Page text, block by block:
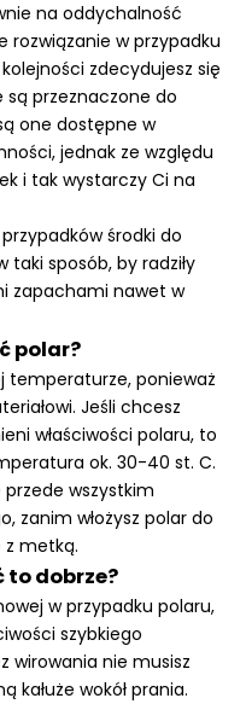
na oddychalność
rozwiązanie w przypadku
zdecydujesz się
przeznaczone do
one dostępne w
jednak ze względu
i tak wystarczy Ci na
środki do
sposób, by radziły
zapachami nawet w
polar?
temperaturze, ponieważ
Jeśli chcesz
właściwości polaru, to
ok. 30-40 st. C.
wszystkim
zanim włożysz polar do
z metką.
to dobrze?
w przypadku polaru,
szybkiego
wirowania nie musisz
kałuże wokół prania.